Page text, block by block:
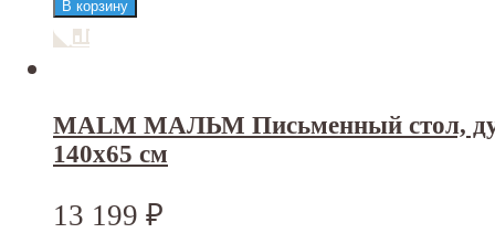
MALM МАЛЬМ Письменный стол,
140x65 см
13 199 ₽